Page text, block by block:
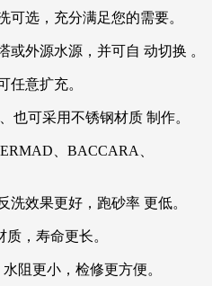
可选，充分满足您的需要。
或外源水源，并可自 动切换 。
任意扩充。
也可采用不锈钢材质 制作。
、BACCARA、
洗效果更好，跑砂率 更低。
，寿命更长。
阻更小，检修更方便。